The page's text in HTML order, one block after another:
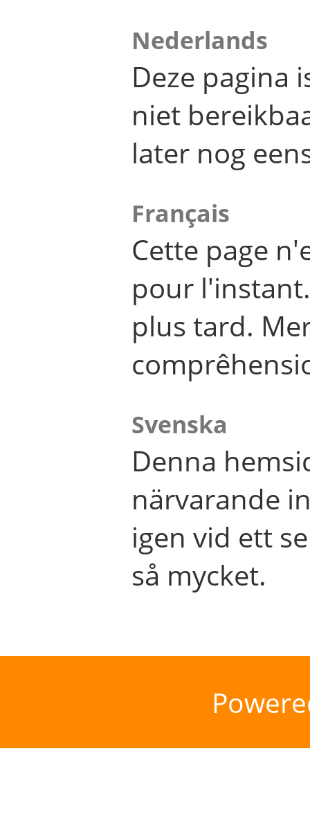
Nederlands
Deze pagina
niet
later nog
Français
Cette page
pour
plus tard.
Svenska
Denna
närvarande
igen vid ett
så mycket.